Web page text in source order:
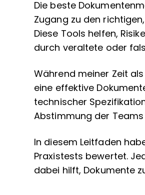
Die beste
Zugang zu den
Diese Tools helfen,
durch veraltete oder
Während meiner Zeit
eine effektive
technischer
Abstimmung der
In diesem Leitfaden
Praxistests bewertet.
dabei hilft, Dokumente